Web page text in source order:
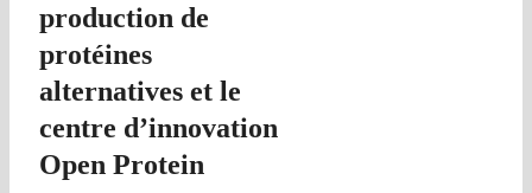
production de
protéines
alternatives et le
centre d’innovation
Open Protein